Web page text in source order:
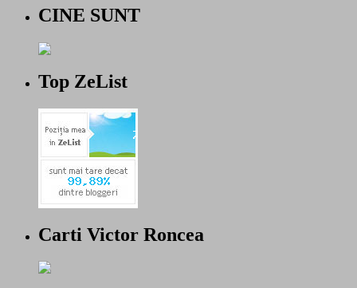
CINE SUNT
Top ZeList
Carti Victor Roncea